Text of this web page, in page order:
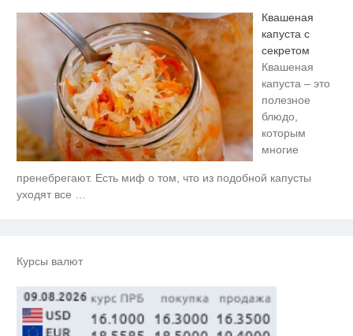
Квашеная
капуста с
секретом
Квашеная
капуста – это
полезное
блюдо,
которым
многие
пренебрегают. Есть миф о том, что из подобной капусты
уходят все
Курсы валют
i
Ролик длится несколько секунд,
призналась, чем ее
разочаровала Москва